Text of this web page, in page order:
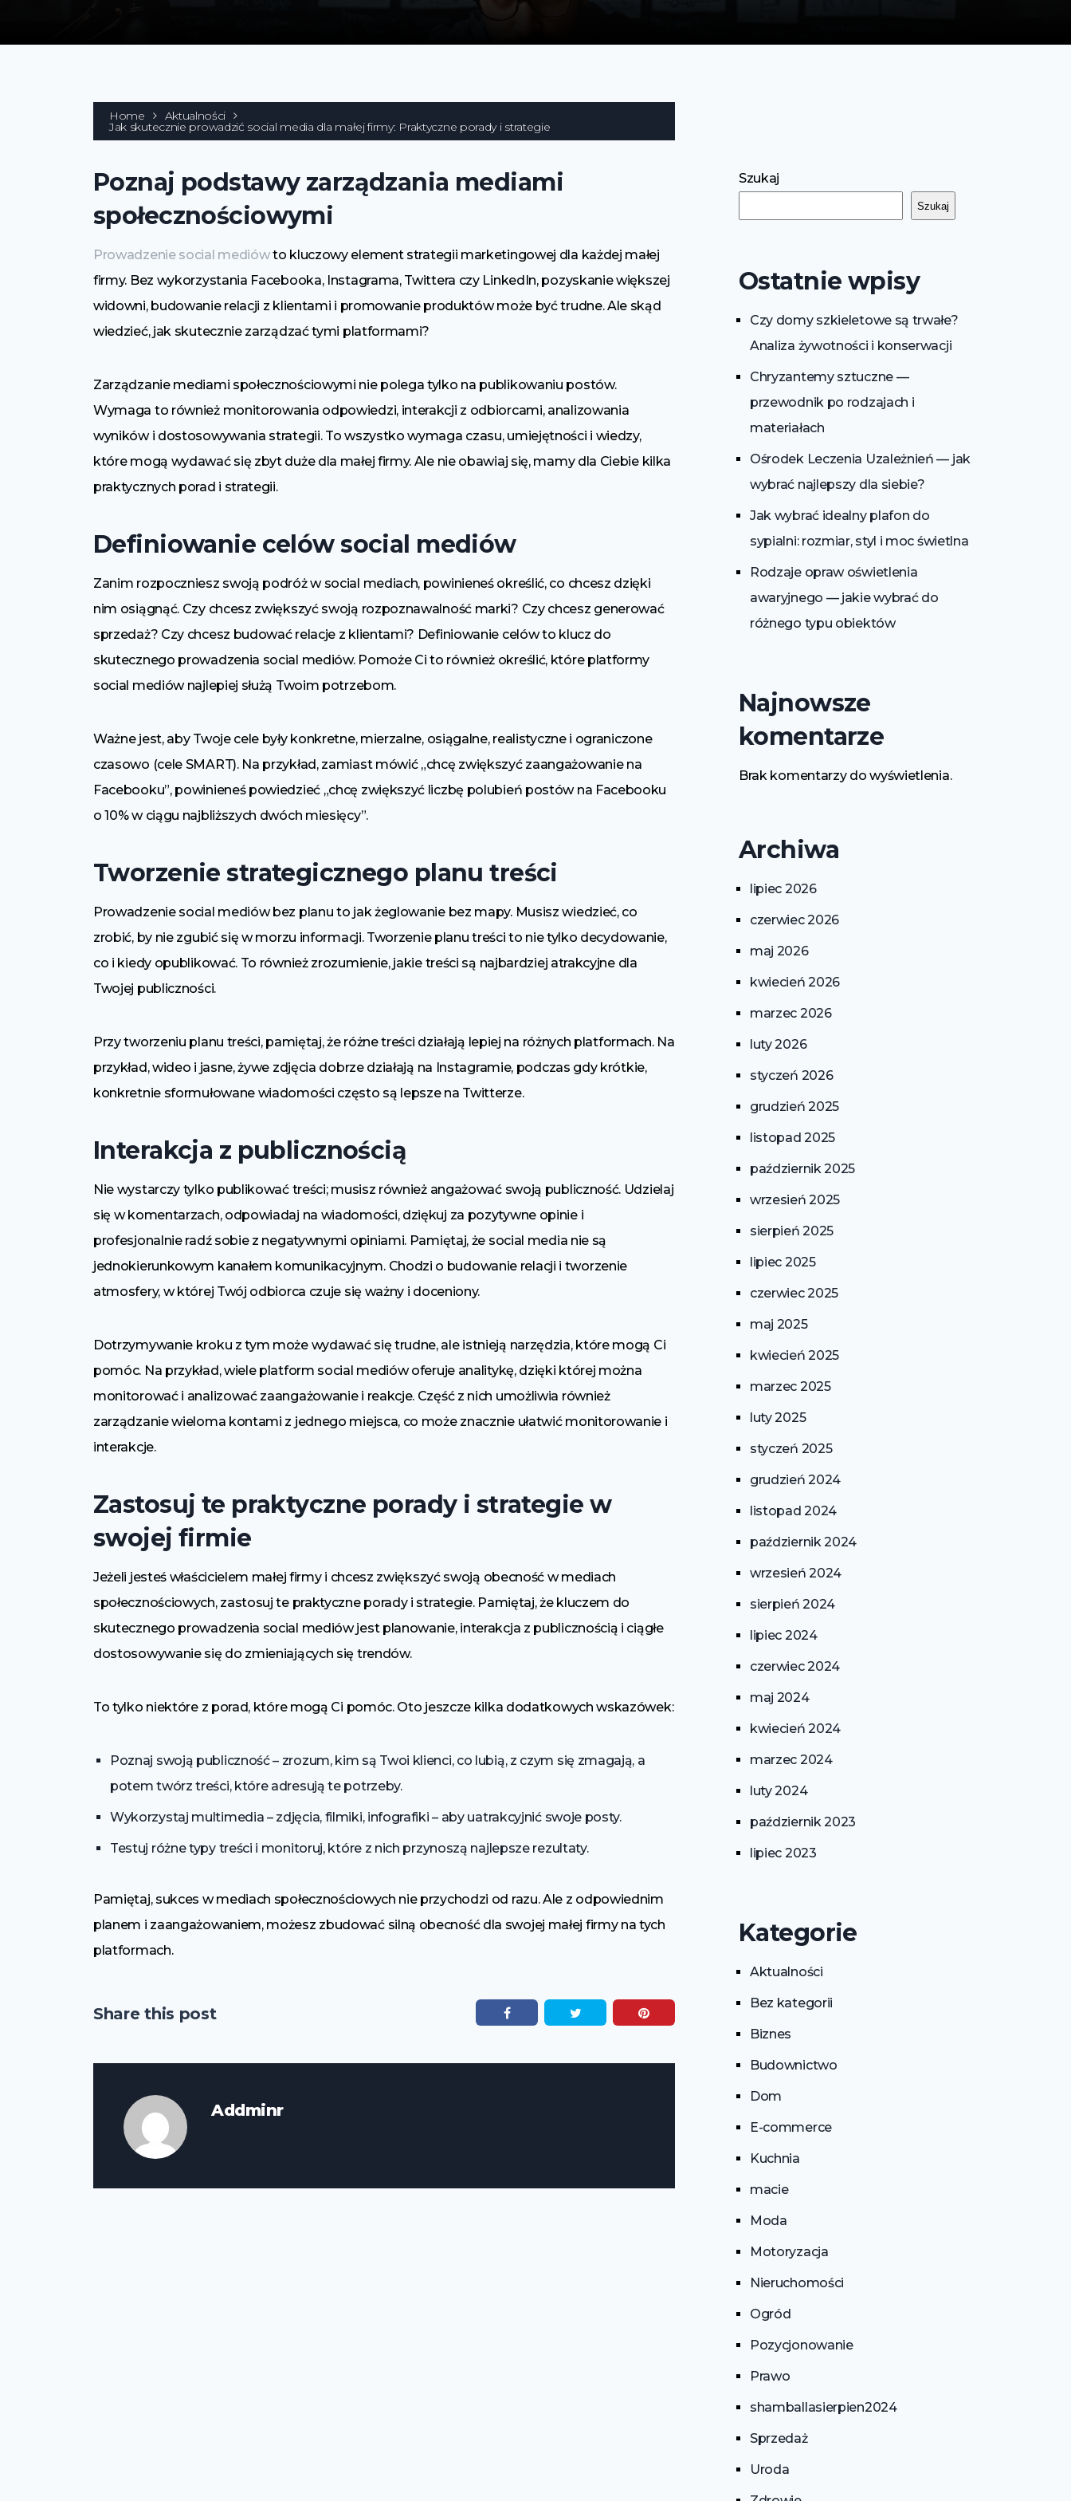
Home Aktualności
Jak skutecznie prowadzić social media dla małej firmy: Praktyczne porady i strategie
Poznaj podstawy zarządzania mediami
społecznościowymi
Prowadzenie social mediówto kluczowy element strategii marketingowej dla każdej małej
firmy. Bez wykorzystania Facebooka, Instagrama, Twittera czy LinkedIn, pozyskanie większej
widowni, budowanie relacji z klientami i promowanie produktów może być trudne. Ale skąd
wiedzieć, jak skutecznie zarządzać tymi platformami?
Zarządzanie mediami społecznościowymi nie polega tylko na publikowaniu postów.
Wymaga to również monitorowania odpowiedzi, interakcji z odbiorcami, analizowania
wyników i dostosowywania strategii. To wszystko wymaga czasu, umiejętności i wiedzy,
które mogą wydawać się zbyt duże dla małej firmy. Ale nie obawiaj się, mamy dla Ciebie kilka
praktycznych porad i strategii.
Definiowanie celów social mediów
Zanim rozpoczniesz swoją podróż w social mediach, powinieneś określić, co chcesz dzięki
nim osiągnąć. Czy chcesz zwiększyć swoją rozpoznawalność marki? Czy chcesz generować
sprzedaż? Czy chcesz budować relacje z klientami? Definiowanie celów to klucz do
skutecznego prowadzenia social mediów. Pomoże Ci to również określić, które platformy
social mediów najlepiej służą Twoim potrzebom.
Ważne jest, aby Twoje cele były konkretne, mierzalne, osiągalne, realistyczne i ograniczone
czasowo (cele SMART). Na przykład, zamiast mówić „chcę zwiększyć zaangażowanie na
Facebooku”, powinieneś powiedzieć „chcę zwiększyć liczbę polubień postów na Facebooku
o 10% w ciągu najbliższych dwóch miesięcy”.
Tworzenie strategicznego planu treści
Prowadzenie social mediów bez planu to jak żeglowanie bez mapy. Musisz wiedzieć, co
zrobić, by nie zgubić się w morzu informacji. Tworzenie planu treści to nie tylko decydowanie,
co i kiedy opublikować. To również zrozumienie, jakie treści są najbardziej atrakcyjne dla
Twojej publiczności.
Przy tworzeniu planu treści, pamiętaj, że różne treści działają lepiej na różnych platformach. Na
przykład, wideo i jasne, żywe zdjęcia dobrze działają na Instagramie, podczas gdy krótkie,
konkretnie sformułowane wiadomości często są lepsze na Twitterze.
Interakcja z publicznością
Nie wystarczy tylko publikować treści; musisz również angażować swoją publiczność. Udzielaj
się w komentarzach, odpowiadaj na wiadomości, dziękuj za pozytywne opinie i
profesjonalnie radź sobie z negatywnymi opiniami. Pamiętaj, że social media nie są
jednokierunkowym kanałem komunikacyjnym. Chodzi o budowanie relacji i tworzenie
atmosfery, w której Twój odbiorca czuje się ważny i doceniony.
Dotrzymywanie kroku z tym może wydawać się trudne, ale istnieją narzędzia, które mogą Ci
pomóc. Na przykład, wiele platform social mediów oferuje analitykę, dzięki której można
monitorować i analizować zaangażowanie i reakcje. Część z nich umożliwia również
zarządzanie wieloma kontami z jednego miejsca, co może znacznie ułatwić monitorowanie i
interakcje.
Zastosuj te praktyczne porady i strategie w
swojej firmie
Jeżeli jesteś właścicielem małej firmy i chcesz zwiększyć swoją obecność w mediach
społecznościowych, zastosuj te praktyczne porady i strategie. Pamiętaj, że kluczem do
skutecznego prowadzenia social mediów jest planowanie, interakcja z publicznością i ciągłe
dostosowywanie się do zmieniających się trendów.
To tylko niektóre z porad, które mogą Ci pomóc. Oto jeszcze kilka dodatkowych wskazówek:
Poznaj swoją publiczność – zrozum, kim są Twoi klienci, co lubią, z czym się zmagają, a
potem twórz treści, które adresują te potrzeby.
Wykorzystaj multimedia – zdjęcia, filmiki, infografiki – aby uatrakcyjnić swoje posty.
Testuj różne typy treści i monitoruj, które z nich przynoszą najlepsze rezultaty.
Pamiętaj, sukces w mediach społecznościowych nie przychodzi od razu. Ale z odpowiednim
planem i zaangażowaniem, możesz zbudować silną obecność dla swojej małej firmy na tych
platformach.
Share this post
Addminr
Szukaj
Szukaj
Ostatnie wpisy
Czy domy szkieletowe są trwałe?
Analiza żywotności i konserwacji
Chryzantemy sztuczne —
przewodnik po rodzajach i
materiałach
Ośrodek Leczenia Uzależnień — jak
wybrać najlepszy dla siebie?
Jak wybrać idealny plafon do
sypialni: rozmiar, styl i moc świetlna
Rodzaje opraw oświetlenia
awaryjnego — jakie wybrać do
różnego typu obiektów
Najnowsze
komentarze
Brak komentarzy do wyświetlenia.
Archiwa
lipiec 2026
czerwiec 2026
maj 2026
kwiecień 2026
marzec 2026
luty 2026
styczeń 2026
grudzień 2025
listopad 2025
październik 2025
wrzesień 2025
sierpień 2025
lipiec 2025
czerwiec 2025
maj 2025
kwiecień 2025
marzec 2025
luty 2025
styczeń 2025
grudzień 2024
listopad 2024
październik 2024
wrzesień 2024
sierpień 2024
lipiec 2024
czerwiec 2024
maj 2024
kwiecień 2024
marzec 2024
luty 2024
październik 2023
lipiec 2023
Kategorie
Aktualności
Bez kategorii
Biznes
Budownictwo
Dom
E-commerce
Kuchnia
macie
Moda
Motoryzacja
Nieruchomości
Ogród
Pozycjonowanie
Prawo
shamballasierpien2024
Sprzedaż
Uroda